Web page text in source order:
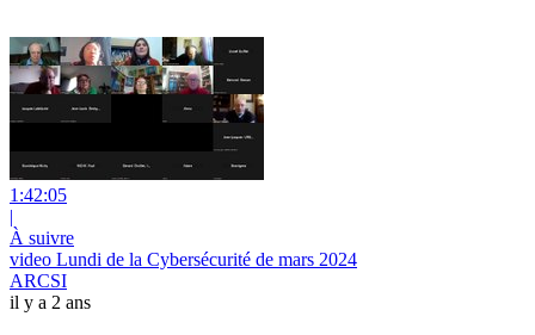
1:42:05
|
À suivre
video Lundi de la Cybersécurité de mars 2024
ARCSI
il y a 2 ans